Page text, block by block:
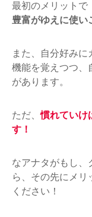
最初のメリットで
豊富がゆえに使い
また、自分好みに
機能を覚えつつ、
があります。
ただ、慣れていけ
す！
なアナタがもし、
ら、その先にメリ
ください！